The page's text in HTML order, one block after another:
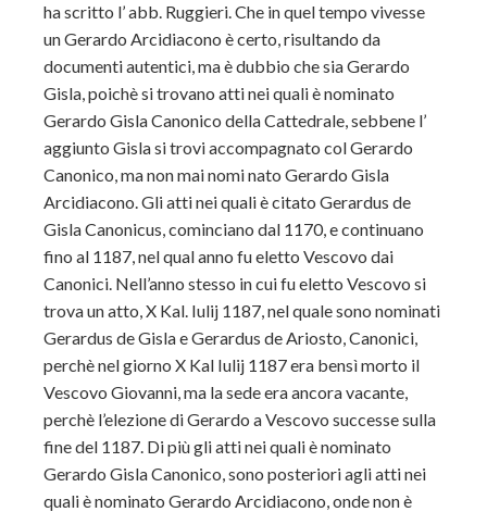
ha scritto l’ abb. Ruggieri. Che in quel tempo vivesse
un Gerardo Arcidiacono è certo, risultando da
documenti autentici, ma è dubbio che sia Gerardo
Gisla, poichè si trovano atti nei quali è nominato
Gerardo Gisla Canonico della Cattedrale, sebbene l’
aggiunto Gisla si trovi accompagnato col Gerardo
Canonico, ma non mai nomi nato Gerardo Gisla
Arcidiacono. Gli atti nei quali è citato Gerardus de
Gisla Canonicus, cominciano dal 1170, e continuano
fino al 1187, nel qual anno fu eletto Vescovo dai
Canonici. Nell’anno stesso in cui fu eletto Vescovo si
trova un atto, X Kal. Iulij 1187, nel quale sono nominati
Gerardus de Gisla e Gerardus de Ariosto, Canonici,
perchè nel giorno X Kal Iulij 1187 era bensì morto il
Vescovo Giovanni, ma la sede era ancora vacante,
perchè l’elezione di Gerardo a Vescovo successe sulla
fine del 1187. Di più gli atti nei quali è nominato
Gerardo Gisla Canonico, sono posteriori agli atti nei
quali è nominato Gerardo Arcidiacono, onde non è